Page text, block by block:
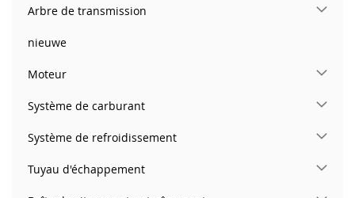
Arbre de transmission
nieuwe
Moteur
Système de carburant
Système de refroidissement
Tuyau d'échappement